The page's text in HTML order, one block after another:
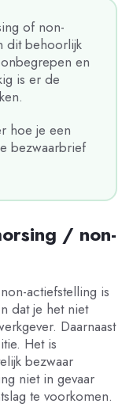
of non-
dit behoorlijk
en
is er de
hoe je een
bezwaarbrief
/ non-
actiefstelling is
dat je het niet
Daarnaast
Het is
bezwaar
niet in gevaar
te voorkomen.